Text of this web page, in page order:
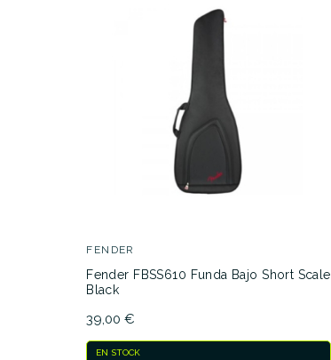
FENDER
Fender FBSS610 Funda Bajo Short Scale
Black
39,00 €
EN STOCK